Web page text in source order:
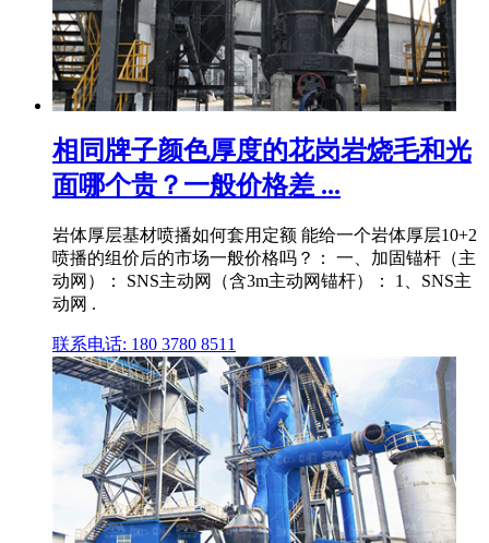
相同牌子颜色厚度的花岗岩烧毛和光
面哪个贵？一般价格差 ...
岩体厚层基材喷播如何套用定额 能给一个岩体厚层10+2
喷播的组价后的市场一般价格吗？： 一、加固锚杆（主
动网）： SNS主动网（含3m主动网锚杆）： 1、SNS主
动网 .
联系电话: 180 3780 8511